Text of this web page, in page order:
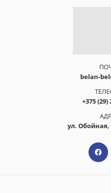
belan-
+375 (29)
ул. Обойная,